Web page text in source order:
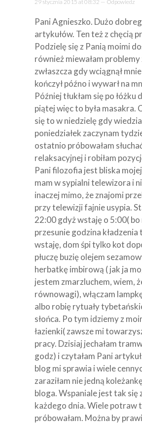
29 stycznia 2015 at 08:32 — Odpowiedz
Pani Agnieszko. Dużo
artykułów. Ten też z chęcią
Podzielę się z Panią moimi
również miewałam problemy
zwłaszcza gdy wciągnął
kończył późno i wywarł na
Później tłukłam się po
piątej więc to była masakra.
się to w niedzielę gdy
poniedziałek zaczynam
ostatnio próbowałam
relaksacyjnej i robiłam
Pani filozofia jest bliska
mam w sypialni telewizora i
inaczej mimo, że znajomi
przy telewizji fajnie usypia.
22:00 gdyż wstaję o 5:00( bo
przesunie godzina kładzenia
wstaję, dom śpi tylko kot
płuczę buzię olejem
herbatkę imbirową ( jak ja
jestem zmarzluchem, wiem,
równowagi), włączam
albo robię rytuały
słońca. Po tym idziemy z
łazienki( zawsze mi
pracy. Dzisiaj jechałam
godz) i czytałam Pani
blog mi sprawia i wiele
zaraziłam nie jedną
bloga. Wspaniale jest tak się
każdego dnia. Wiele potraw
próbowałam. Można by